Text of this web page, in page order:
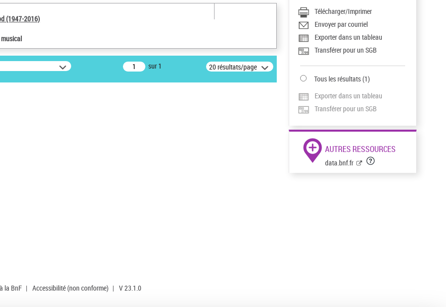
(1947-2016)
sur 1 20 résultats/page
Télécharger/Imprimer
Envoyer par courriel
Exporter dans un tableau
Transférer pour un SGB
Tous les résultats(1)
Exporter dans un tableau
Transférer pour un SGB
AUTRES RESSOURCES
data.bnf.fr
la BnF | Accessibilité (non conforme) | V 23.1.0